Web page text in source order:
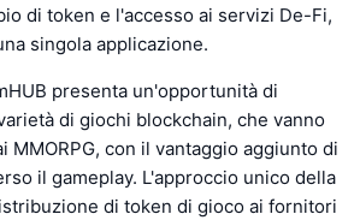
di token e l'accesso ai servizi De-Fi,
singola applicazione.
presenta un'opportunità di
di giochi blockchain, che vanno
MMORPG, con il vantaggio aggiunto di
il gameplay. L'approccio unico della
di token di gioco ai fornitori